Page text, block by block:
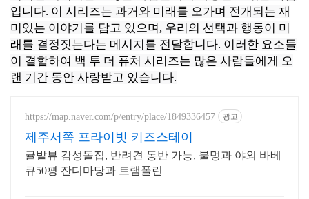
입니다. 이 시리즈는 과거와 미래를 오가며 전개되는 재
미있는 이야기를 담고 있으며, 우리의 선택과 행동이 미
래를 결정짓는다는 메시지를 전달합니다. 이러한 요소들
이 결합하여 백 투 더 퓨처 시리즈는 많은 사람들에게 오
랜 기간 동안 사랑받고 있습니다.
https://map.naver.com/p/entry/place/1849336457 광고
제주서쪽 프라이빗 키즈스테이
귤밭뷰 감성돌집, 반려견 동반 가능, 불멍과 야외 바베
큐50평 잔디마당과 트램폴린